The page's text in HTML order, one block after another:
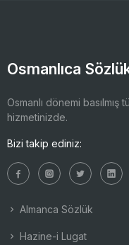
Osmanlıca
Osmanlı dönemi
hizmetinizde.
Bizi takip ediniz:
Almanca Sözlük
Hazine-i Lugat